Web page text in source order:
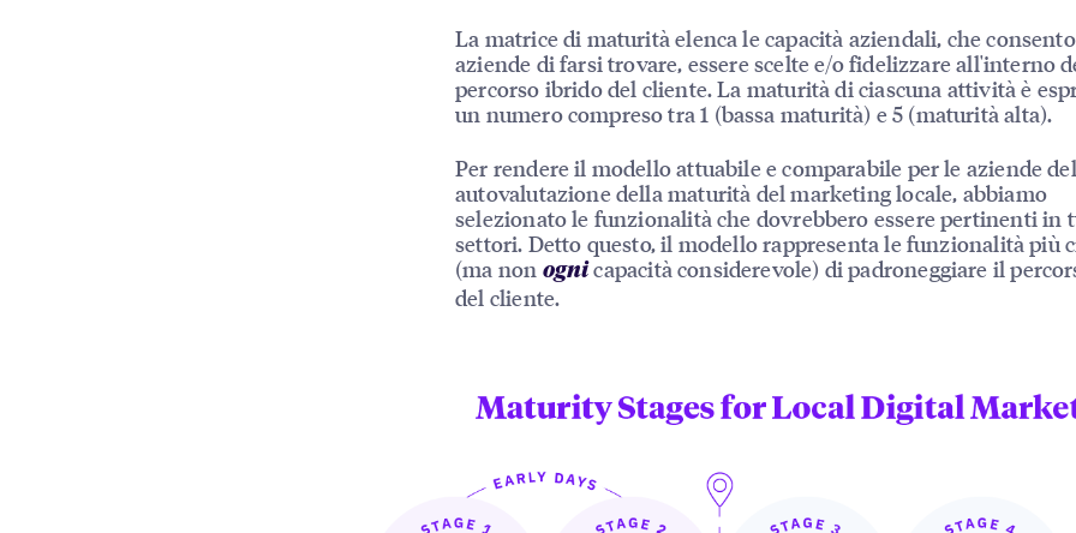
La matrice di maturità elenca le capacità aziendali, che
aziende di farsi trovare, essere scelte e/o fidelizzare all'interno
percorso ibrido del cliente. La maturità di ciascuna attività è
un numero compreso tra 1 (bassa maturità) e 5 (maturità alta).
Per rendere il modello attuabile e comparabile per le aziende del
autovalutazione della maturità del marketing locale, abbiamo
selezionato le funzionalità che dovrebbero essere pertinenti in
settori. Detto questo, il modello rappresenta le funzionalità più
(ma non ognicapacità considerevole) di padroneggiare il
del cliente.